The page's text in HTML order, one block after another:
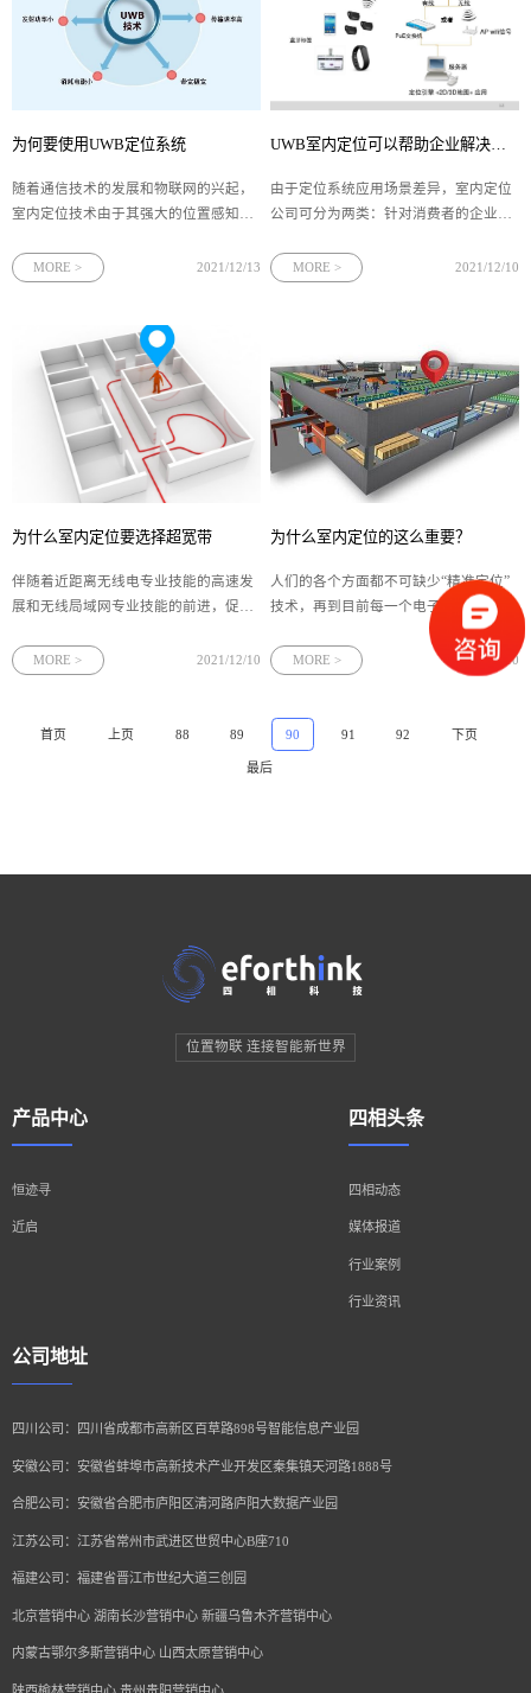
为何要使用UWB定位系统
随着通信技术的发展和物联网的兴起，
室内定位技术由于其强大的位置感知能
用UWB定位系统吗？ 传统的定位技术
MORE > 2021/12/13
由于定位系统应用场景差异，室内定位
公司可分为两类：针对消费者的企业和
公司属于后者，作为高新技术，UWB定
MORE > 2021/12/10
为什么室内定位要选择超宽带
伴随着近距离无线电专业技能的高速发
展和无线局域网专业技能的前进，促使
宽带专业技能作为近年来新式发展起来
用于室内定位管理体系的应用。超宽带
MORE > 2021/12/10
为什么室内定位的这么重要？
人们的各个方面都不可缺少“精准定位”
技术，再到目前每一个电子终端设备都
是有定位功能的，室内定位技术在我们
身边可谓是无处不在。但人们的工作和
求。室内定位的成功可以解决哪些问题
MORE > 2021/12/10
首页 上页 88 89 90 91 92 下页
最后
位置物联 连接智能新世界
产品中心
恒迹寻
近启
四相头条
四相动态
媒体报道
行业案例
行业资讯
公司地址
四川公司：四川省成都市高新区百草路898号智能信息产业园
安徽公司：安徽省蚌埠市高新技术产业开发区秦集镇天河路1888号
合肥公司：安徽省合肥市庐阳区清河路庐阳大数据产业园
江苏公司：江苏省常州市武进区世贸中心B座710
福建公司：福建省晋江市世纪大道三创园
北京营销中心 湖南长沙营销中心 新疆乌鲁木齐营销中心
内蒙古鄂尔多斯营销中心 山西太原营销中心